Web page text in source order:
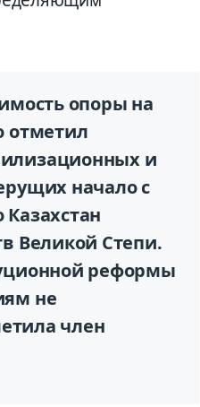
опоры на
отметил
и
начало с
Казахстан
Великой Степи.
реформы
не
член